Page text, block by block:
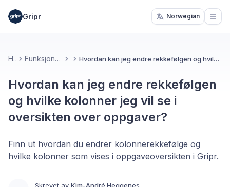
Gripr Norwegian
Hjem Funksjoner og verktøy Hvordan kan jeg endre rekkefølgen og hvilke kolonner jeg vil se i oversikten over oppgaver?
Hvordan kan jeg endre rekkefølgen
og hvilke kolonner jeg vil se i
oversikten over oppgaver?
Finn ut hvordan du endrer kolonnerekkefølge og
hvilke kolonner som vises i oppgaveoversikten i Gripr.